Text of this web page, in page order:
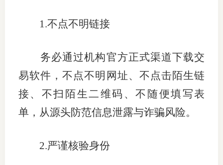
1.不点不明链接
务必通过机构官方正式渠道下载交
易软件，不点不明网址、不点击陌生链
接、不扫陌生二维码、不随便填写表
单，从源头防范信息泄露与诈骗风险。
2.严谨核验身份